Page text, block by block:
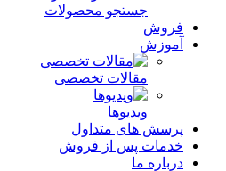
جستجو محصولات
فروش
آموزش
مقالات تخصصی
ویدیوها
پرسش های متداول
خدمات پس از فروش
درباره ما